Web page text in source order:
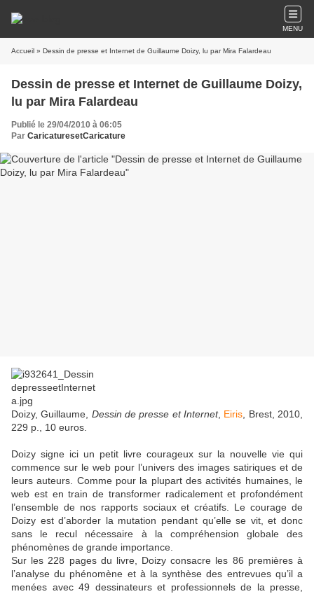
MENU
Accueil » Dessin de presse et Internet de Guillaume Doizy, lu par Mira Falardeau
Dessin de presse et Internet de Guillaume Doizy,
lu par Mira Falardeau
Publié le 29/04/2010 à 06:05
Par CaricaturesetCaricature
Doizy, Guillaume, Dessin de presse et Internet, Eiris , Brest, 2010,
229 p., 10 euros.
Doizy signe ici un petit livre courageux sur la nouvelle vie qui
commence sur le web pour l’univers des images satiriques et de
leurs auteurs. Comme pour la plupart des activités humaines, le
web est en train de transformer radicalement et profondément
l’ensemble de nos rapports sociaux et créatifs. Le courage de
Doizy est d’aborder la mutation pendant qu’elle se vit, et donc
sans le recul nécessaire à la compréhension globale des
phénomènes de grande importance.
Sur les 228 pages du livre, Doizy consacre les 86 premières à
l’analyse du phénomène et à la synthèse des entrevues qu’il a
menées avec 49 dessinateurs et professionnels de la presse,